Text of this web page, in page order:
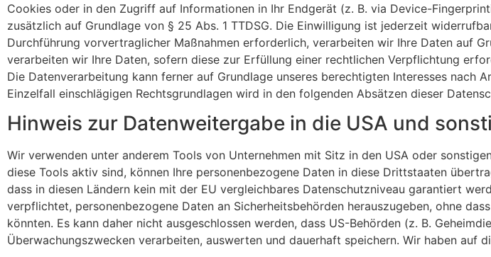
Cookies oder in den Zugriff auf Informationen in Ihr Endgerät (z. B. via Device-
zusätzlich auf Grundlage von § 25 Abs. 1 TTDSG. Die Einwilligung ist jederzeit
Durchführung vorvertraglicher Maßnahmen erforderlich, verarbeiten wir Ihre Daten auf
verarbeiten wir Ihre Daten, sofern diese zur Erfüllung einer rechtlichen Verpflichtung
Die Datenverarbeitung kann ferner auf Grundlage unseres berechtigten Interesses nach
Einzelfall einschlägigen Rechtsgrundlagen wird in den folgenden Absätzen dieser
Hinweis zur Datenweitergabe in die USA und
Wir verwenden unter anderem Tools von Unternehmen mit Sitz in den USA oder
diese Tools aktiv sind, können Ihre personenbezogene Daten in diese Drittstaaten
dass in diesen Ländern kein mit der EU vergleichbares Datenschutzniveau garantiert
verpflichtet, personenbezogene Daten an Sicherheitsbehörden herauszugeben, ohne
könnten. Es kann daher nicht ausgeschlossen werden, dass US-Behörden (z. B.
Überwachungszwecken verarbeiten, auswerten und dauerhaft speichern. Wir haben auf